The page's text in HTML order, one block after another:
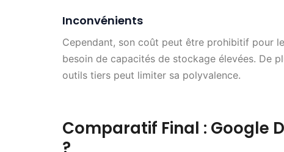
Inconvénients
Cependant, son coût peut être prohibitif pour
besoin de capacités de stockage élevées. De
outils tiers peut limiter sa polyvalence.
Comparatif Final : Google